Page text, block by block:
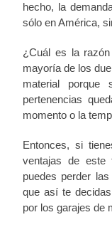
hecho, la
sólo en América,
¿Cuál es la
mayoría de los
material porque
pertenencias
momento o la
Entonces, si
ventajas de este
puedes perder
que así te
por los garajes de